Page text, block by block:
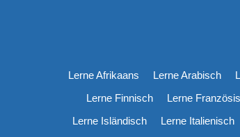
Lerne Afrikaans Lerne Arabisch
Lerne Finnisch
Lerne
Lerne Isländisch
Lerne Italienisch